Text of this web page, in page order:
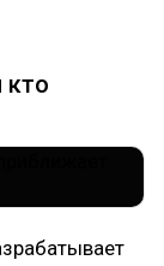
кто